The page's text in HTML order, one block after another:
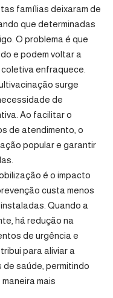
famílias deixaram de
que determinadas
O problema é que
e podem voltar a
enfraquece.
surge
de
Ao facilitar o
de atendimento, o
popular e garantir
é o impacto
custa menos
Quando a
há redução na
de urgência e
para aliviar a
saúde, permitindo
mais